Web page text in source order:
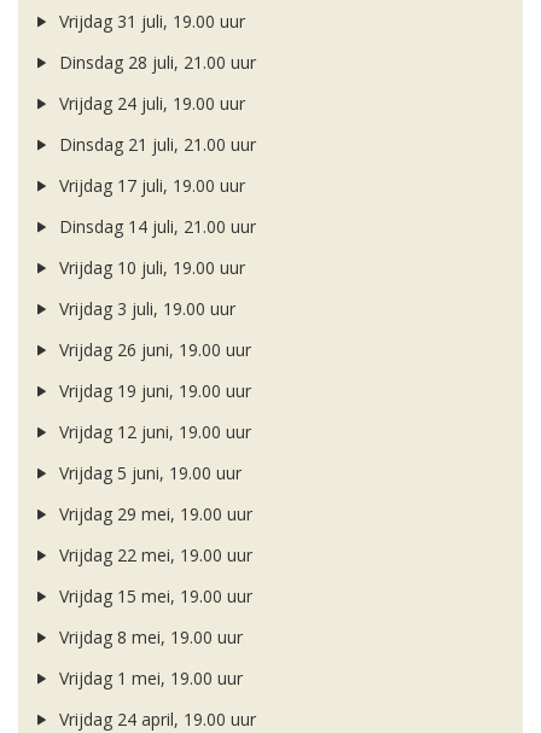
Vrijdag 31 juli, 19.00 uur
Dinsdag 28 juli, 21.00 uur
Vrijdag 24 juli, 19.00 uur
Dinsdag 21 juli, 21.00 uur
Vrijdag 17 juli, 19.00 uur
Dinsdag 14 juli, 21.00 uur
Vrijdag 10 juli, 19.00 uur
Vrijdag 3 juli, 19.00 uur
Vrijdag 26 juni, 19.00 uur
Vrijdag 19 juni, 19.00 uur
Vrijdag 12 juni, 19.00 uur
Vrijdag 5 juni, 19.00 uur
Vrijdag 29 mei, 19.00 uur
Vrijdag 22 mei, 19.00 uur
Vrijdag 15 mei, 19.00 uur
Vrijdag 8 mei, 19.00 uur
Vrijdag 1 mei, 19.00 uur
Vrijdag 24 april, 19.00 uur